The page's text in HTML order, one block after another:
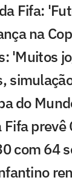
Fifa:
na
'Muitos
do
prevê
com 64